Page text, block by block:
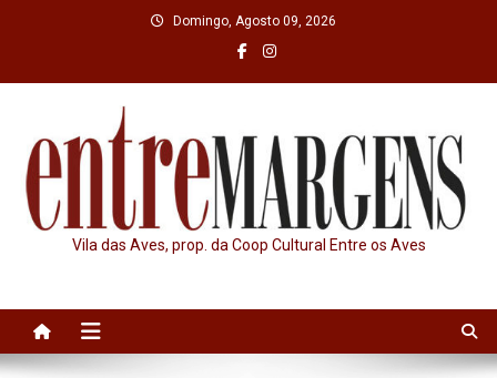
Domingo, Agosto 09, 2026
Vila das Aves, prop. da Coop Cultural Entre os Aves